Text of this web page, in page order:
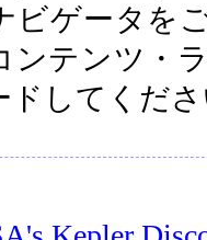
ビゲータを
ンテンツ・
ドしてくだ